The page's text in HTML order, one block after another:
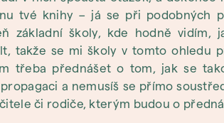
tvé knihy – já se při podobných
základní školy, kde hodně vidím,
takže se mi školy v tomto ohledu
třeba přednášet o tom, jak se
a nemusíš se přímo
či rodiče, kterým budou o